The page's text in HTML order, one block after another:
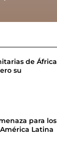
de África
su
para los
Latina